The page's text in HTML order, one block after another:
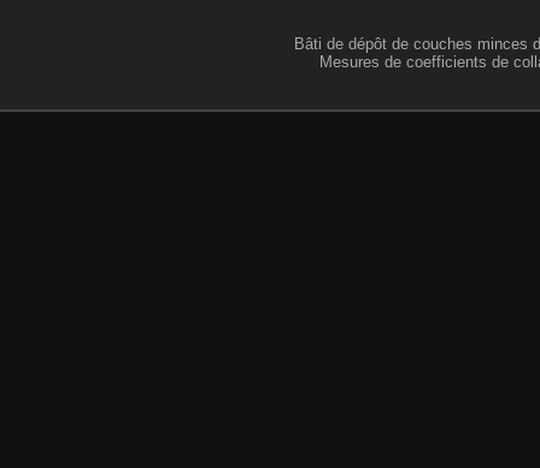
Bâti de dépôt de couches minces
Mesures de coefficients de